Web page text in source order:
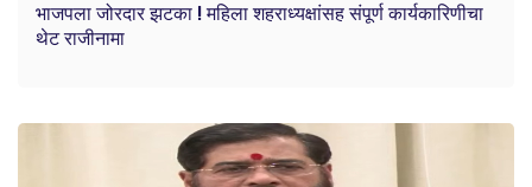
भाजपला जोरदार झटका ! महिला शहराध्यक्षांसह संपूर्ण कार्यकारिणीचा
थेट राजीनामा